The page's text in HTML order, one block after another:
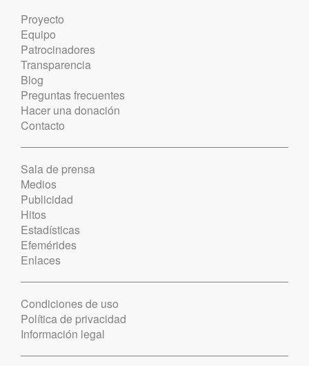
Proyecto
Equipo
Patrocinadores
Transparencia
Blog
Preguntas frecuentes
Hacer una donación
Contacto
Sala de prensa
Medios
Publicidad
Hitos
Estadísticas
Efemérides
Enlaces
Condiciones de uso
Política de privacidad
Información legal